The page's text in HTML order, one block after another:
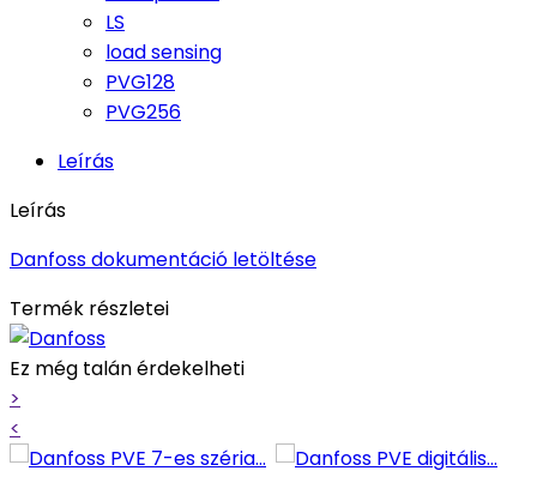
LS
load sensing
PVG128
PVG256
Leírás
Leírás
Danfoss dokumentáció letöltése
Termék részletei
Ez még talán érdekelheti
>
<